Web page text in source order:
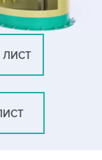
ЛИСТ